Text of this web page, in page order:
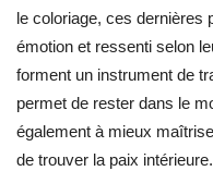
le coloriage, ces dernières
émotion et ressenti selon
forment un instrument de
permet de rester dans le
également à mieux
de trouver la paix intérieure.